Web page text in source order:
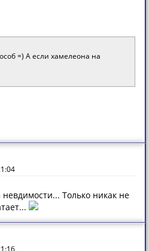
=) А если хамелеона на
Только никак не